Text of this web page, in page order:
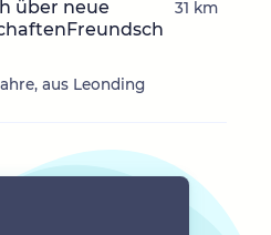
über neue
aus Leonding
31 km